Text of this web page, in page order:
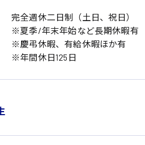
製造・軽作業・物流系
組立、加工
広島市中区
県郡
完全週休二日制（土日、祝日）
※夏季/年末年始など長期休暇有
※慶弔休暇、有給休暇ほか有
※年間休日125日